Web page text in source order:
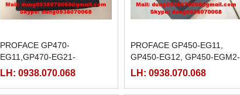
PROFACE GP470-
EG11,GP470-EG21-
24VP,GP470-EG31-24V,
LH: 0938.070.068
PROFACE GP450-EG11,
GP450-EG12, GP450-EGM2-
220,
LH: 0938.070.068